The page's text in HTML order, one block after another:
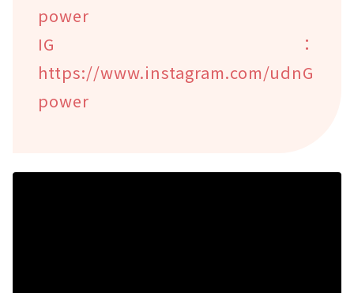
power
IG：
https://www.instagram.com/udnG
power